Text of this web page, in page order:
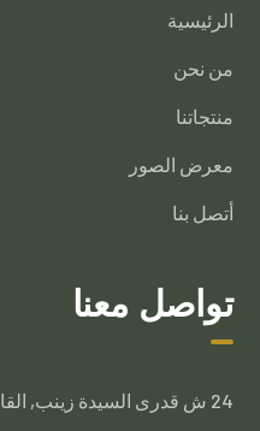
الرئيسية
من نحن
منتجاتنا
معرض الصور
أتصل بنا
تواصل معنا
24 ش قدرى السيدة زينب, القاهرة, مصر.